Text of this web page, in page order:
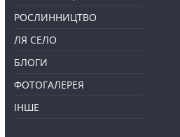
РОСЛИННИЦТВО
ЛЯ СЕЛО
БЛОГИ
ФОТОГАЛЕРЕЯ
ІНШЕ